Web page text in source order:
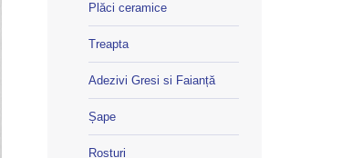
Plăci ceramice
Treapta
Adezivi Gresi si Faianță
Șape
Rosturi